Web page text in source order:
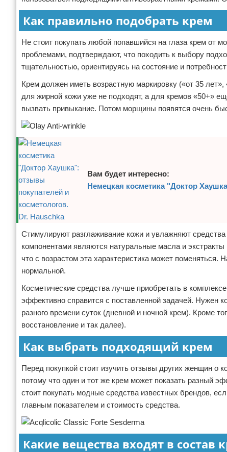
Как правильно подобрать крем
Не стоит покупать любой попавшийся на глаза крем от
проблемами, подтверждают, что походить к выбору
тщательностью, ориентируясь на состояние и
Крем должен иметь возрастную маркировку («от 35
для жирной кожи уже не подходят, а для кремов «50+»
вызвать привыкание. Потом морщины появятся очень
Вам будет интересно:
Немецкая косметика "Доктор
Стимулируют разглаживание кожи и увлажняют
компонентами являются натуральные масла и
что с возрастом эта характеристика может
нормальной.
Косметические средства лучше приобретать в
эффективно справится с поставленной задачей. Нужен
разного времени суток (дневной и ночной крем). Кроме
восстановление и так далее).
Как выбрать подходящий крем
Перед покупкой стоит изучить отзывы других женщин о
потому что один и тот же крем может показать разный
стоит покупать модные средства известных брендов,
главным показателем и стоимость средства.
Какие вещества входят в состав